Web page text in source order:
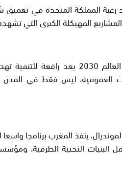
رغبة المملكة المتحدة في تعميق
المهيكلة الكبرى التي
من جهته، أبرز مزور أن كأس العالم
العمومية، ليس فقط في
ينفذ المغرب برنامجا
البنيات التحتية الطرقية،